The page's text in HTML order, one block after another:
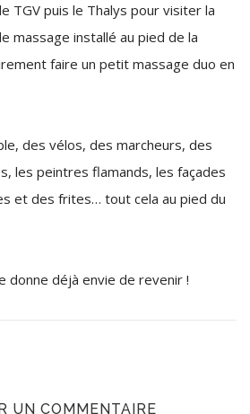
TGV puis le Thalys pour visiter la
massage installé au pied de la
faire un petit massage duo en
des vélos, des marcheurs, des
les peintres flamands, les façades
et des frites… tout cela au pied du
donne déjà envie de revenir !
UN COMMENTAIRE